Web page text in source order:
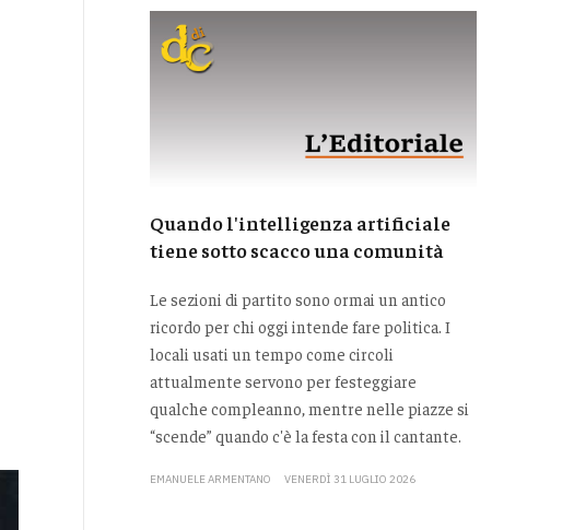
Quando l'intelligenza artificiale
tiene sotto scacco una comunità
Le sezioni di partito sono ormai un antico
ricordo per chi oggi intende fare politica. I
locali usati un tempo come circoli
attualmente servono per festeggiare
qualche compleanno, mentre nelle piazze si
“scende” quando c'è la festa con il cantante.
EMANUELE ARMENTANO VENERDÌ 31 LUGLIO 2026